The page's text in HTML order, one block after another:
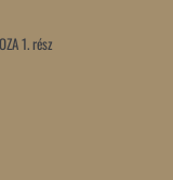
1. rész